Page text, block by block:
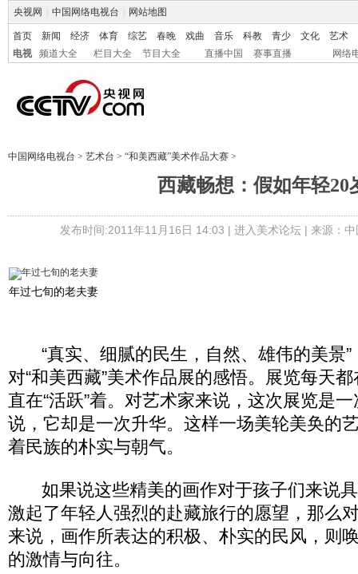
央视网 中国网络电视台 网站地图
首页 新闻 经济 体育 综艺 春晚 戏曲 音乐 科教 青少 文化
艺术
电视
频道大全 栏目大全 节目大全 直播中国 赛事直播 网络
中国网络电视台 > 艺术台 > “和美西藏”美术作品大赛 >
西藏畅想：假如年轻20
发布时间:2011年11月16日 14:03 | 进入美术论坛| 来源：
年过七旬的老夫妻
“真实、细腻的民生，自然、雄伟的美景”
对“和美西藏”美术作品展的感悟。展览每天
直在“活跃”着。对艺术家来说，这次展览是
说，它却是一次升华。这样一场美轮美奂的
着民族的朴实与朝气。
如果说这些精美的画作对于孩子们来说具
激起了年轻人强烈的赴藏旅行的愿望，那么
来说，画作所表达的积极、朴实的民风，则
的激情与向往。